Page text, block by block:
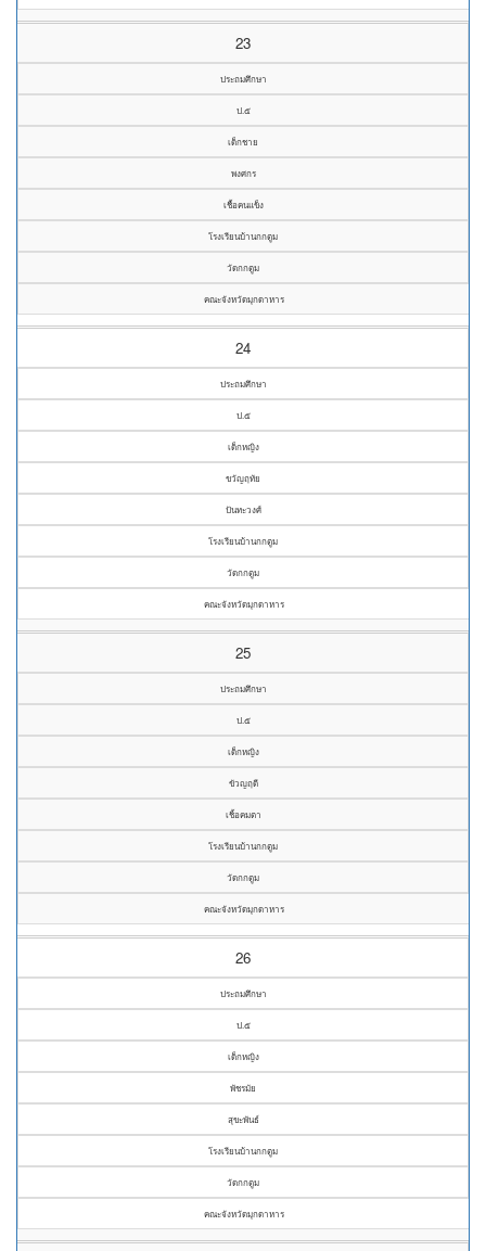
23
ประถมศึกษา
ป.๕
เด็กชาย
พงศกร
เชื้อคนแข็ง
โรงเรียนบ้านกกตูม
วัดกกตูม
คณะจังหวัดมุกดาหาร
24
ประถมศึกษา
ป.๕
เด็กหญิง
ขวัญฤทัย
ปันทะวงศ์
โรงเรียนบ้านกกตูม
วัดกกตูม
คณะจังหวัดมุกดาหาร
25
ประถมศึกษา
ป.๕
เด็กหญิง
ขัวญฤดี
เชิ้อคมตา
โรงเรียนบ้านกกตูม
วัดกกตูม
คณะจังหวัดมุกดาหาร
26
ประถมศึกษา
ป.๕
เด็กหญิง
พัชรมัย
สุขะพันธ์
โรงเรียนบ้านกกตูม
วัดกกตูม
คณะจังหวัดมุกดาหาร